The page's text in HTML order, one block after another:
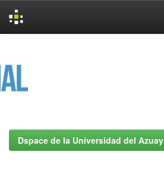
Dspace de la Universidad del Azuay